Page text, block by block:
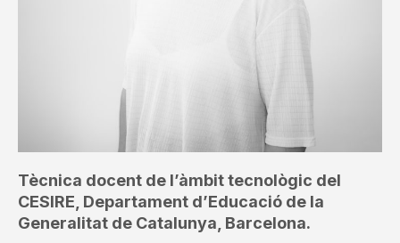
Tècnica docent de l’àmbit tecnològic del
CESIRE, Departament d’Educació de la
Generalitat de Catalunya, Barcelona.